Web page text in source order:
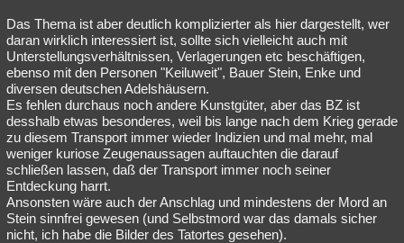
Das Thema ist aber deutlich komplizierter als hier dargestellt, wer
daran wirklich interessiert ist, sollte sich vielleicht auch mit
Unterstellungsverhältnissen, Verlagerungen etc beschäftigen,
ebenso mit den Personen "Keiluweit", Bauer Stein, Enke und
diversen deutschen Adelshäusern.
Es fehlen durchaus noch andere Kunstgüter, aber das BZ ist
desshalb etwas besonderes, weil bis lange nach dem Krieg gerade
zu diesem Transport immer wieder Indizien und mal mehr, mal
weniger kuriose Zeugenaussagen auftauchten die darauf
schließen lassen, daß der Transport immer noch seiner
Entdeckung harrt.
Ansonsten wäre auch der Anschlag und mindestens der Mord an
Stein sinnfrei gewesen (und Selbstmord war das damals sicher
nicht, ich habe die Bilder des Tatortes gesehen).